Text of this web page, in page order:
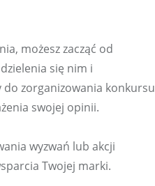
możesz zacząć od
się nim i
zorganizowania konkursu
swojej opinii.
wyzwań lub akcji
Twojej marki.